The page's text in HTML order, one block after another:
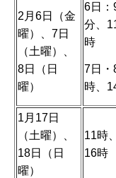
2月6日（金
曜）、7日
（土曜）、
8日（日
曜）
6日：
分、
時
7日・
時、
1月17日
（土曜）、
18日（日
曜）
11時
16時